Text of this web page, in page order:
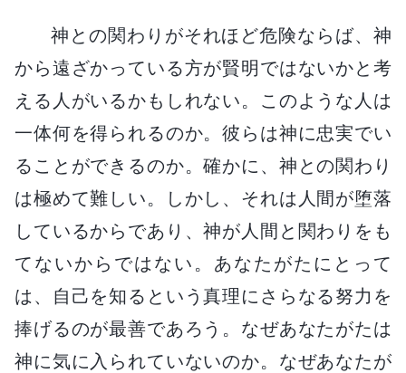
神との関わりがそれほど危険ならば、神
から遠ざかっている方が賢明ではないかと考
える人がいるかもしれない。このような人は
一体何を得られるのか。彼らは神に忠実でい
ることができるのか。確かに、神との関わり
は極めて難しい。しかし、それは人間が堕落
しているからであり、神が人間と関わりをも
てないからではない。あなたがたにとって
は、自己を知るという真理にさらなる努力を
捧げるのが最善であろう。なぜあなたがたは
神に気に入られていないのか。なぜあなたが